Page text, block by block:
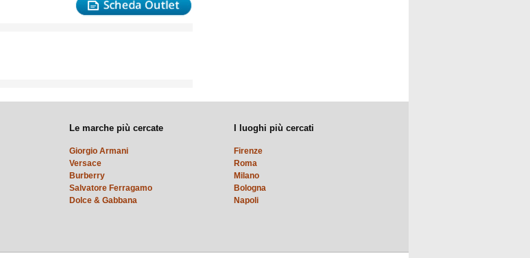
Le marche più cercate
Giorgio Armani
Versace
Burberry
Salvatore Ferragamo
Dolce & Gabbana
I luoghi più cercati
Firenze
Roma
Milano
Bologna
Napoli